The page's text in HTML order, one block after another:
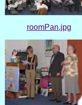
roomPan.jpg